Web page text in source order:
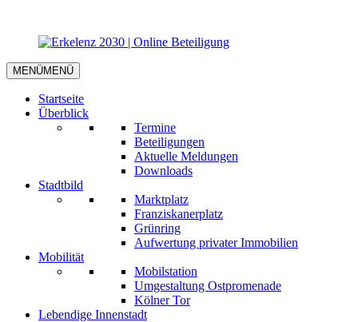
MENÜMENÜ
Startseite
Überblick
Termine
Beteiligungen
Aktuelle Meldungen
Downloads
Stadtbild
Marktplatz
Franziskanerplatz
Grünring
Aufwertung privater Immobilien
Mobilität
Mobilstation
Umgestaltung Ostpromenade
Kölner Tor
Lebendige Innenstadt